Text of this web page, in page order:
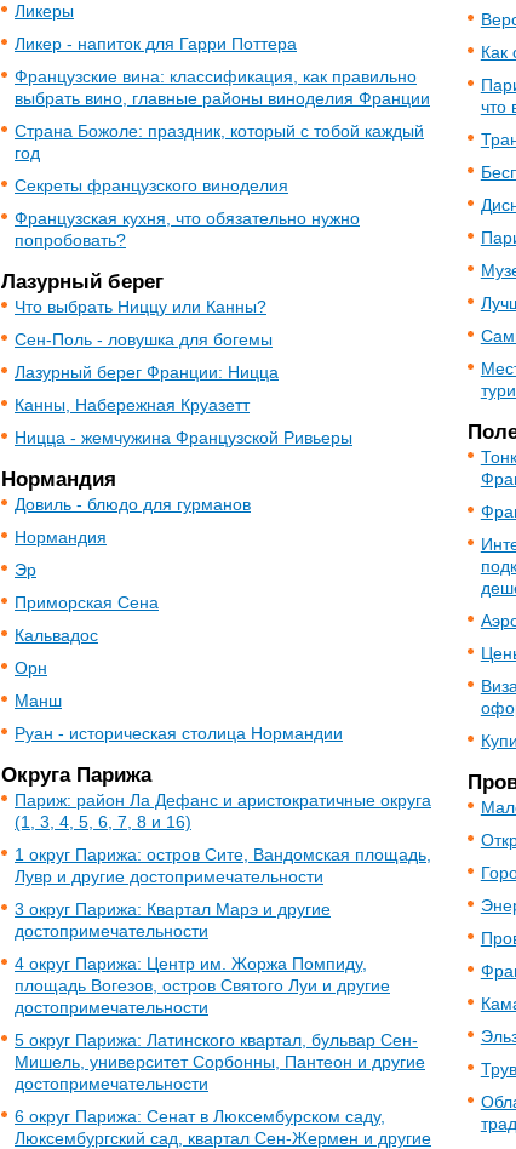
Ликеры
Ликер - напиток для Гарри Поттера
Французские вина: классификация, как правильно
выбрать вино, главные районы виноделия Франции
Страна Божоле: праздник, который с тобой каждый
год
Секреты французского виноделия
Французская кухня, что обязательно нужно
попробовать?
Лазурный берег
Что выбрать Ниццу или Канны?
Сен-Поль - ловушка для богемы
Лазурный берег Франции: Ницца
Канны, Набережная Круазетт
Ницца - жемчужина Французской Ривьеры
Нормандия
Довиль - блюдо для гурманов
Нормандия
Эр
Приморская Сена
Кальвадос
Орн
Манш
Руан - историческая столица Нормандии
Округа Парижа
Париж: район Ла Дефанс и аристократичные округа
(1, 3, 4, 5, 6, 7, 8 и 16)
1 округ Парижа: остров Сите, Вандомская площадь,
Лувр и другие достопримечательности
3 округ Парижа: Квартал Марэ и другие
достопримечательности
4 округ Парижа: Центр им. Жоржа Помпиду,
площадь Вогезов, остров Святого Луи и другие
достопримечательности
5 округ Парижа: Латинского квартал, бульвар Сен-
Мишель, университет Сорбонны, Пантеон и другие
достопримечательности
6 округ Парижа: Сенат в Люксембурском саду,
Люксембургский сад, квартал Сен-Жермен и другие
Как
что